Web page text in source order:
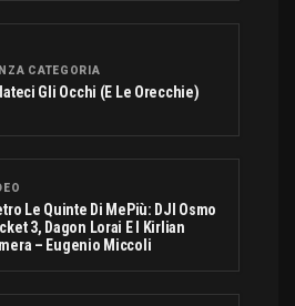
CATEGORIA
Gli Occhi (e Le Orecchie)
Le Quinte Di MePiù: DJI Osmo
3, Dagon Lorai E I Kirlian
– Eugenio Miccoli